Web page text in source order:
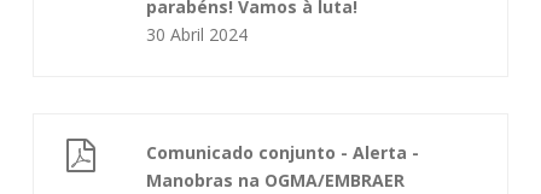
parabéns! Vamos à luta!
30 Abril 2024
Comunicado conjunto - Alerta -
Manobras na OGMA/EMBRAER